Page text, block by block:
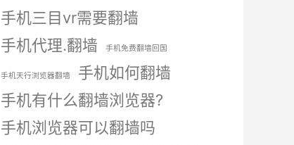
手机三目vr需要翻墙
手机代理.翻墙
手机免费翻墙回国
手机天行浏览器翻墙
手机如何翻墙
手机有什么翻墙浏览器?
手机浏览器可以翻墙吗